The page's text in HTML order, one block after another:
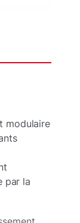
modulaire
par la